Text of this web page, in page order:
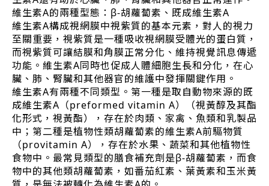
維生素A的兩種型態：β-胡蘿蔔素、既成維生素A
維生素A構成視網膜中視紫質的基本元素，對人的視力
至關重要，視紫質是一種吸收視網膜受體光的蛋白質，
而視紫質可讓結膜和角膜正常分化、維持視覺訊息傳遞
功能。維生素A同時也促成人體細胞生長和分化，在心
臟、肺、腎臟和其他器官的維護中發揮關鍵作用。
維生素A有兩種不同類型。第一種是取自動物來源的既
成維生素A（preformed vitamin A）（視黃醇及其酯
化形式，視黃酯），存在於肉類、家禽、魚類和乳製品
中；第二種是植物性類胡蘿蔔素的維生素A前驅物質
（provitamin A），存在於水果、蔬菜和其他植物性
食物中。最常見類型的膳食補充劑是β-胡蘿蔔素，而食
物中的其他類胡蘿蔔素，如番茄紅素、葉黃素和玉米黃